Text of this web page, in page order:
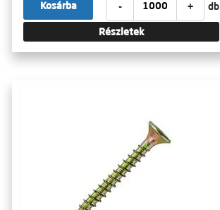
- + db
Kosárba
Részletek